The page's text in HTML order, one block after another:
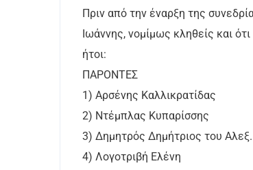
Πριν από την έναρξη της
Ιωάννης, νομίμως κληθείς και
ήτοι:
ΠΑΡΟΝΤΕΣ
1) Αρσένης Καλλικρατίδας
2) Ντέμπλας Κυπαρίσσης
3) Δημητρός Δημήτριος του
4) Λογοτριβή Ελένη